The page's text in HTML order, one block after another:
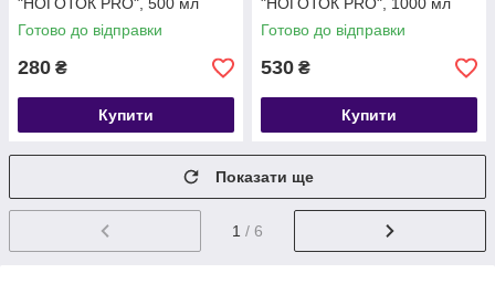
"НОГОТОК PRO", 500 мл
Готово до відправки
280 ₴
Купити
"НОГОТОК PRO", 1000 мл
Готово до відправки
530 ₴
Купити
Показати ще
1 / 6